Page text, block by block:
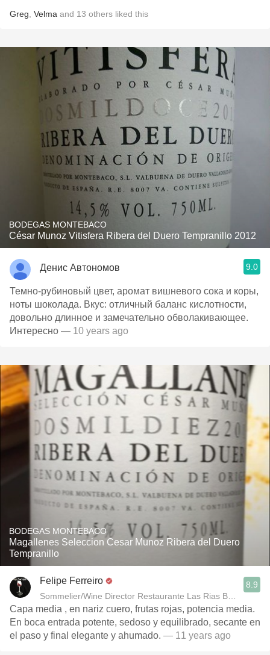
Greg Velma and 13 others liked this
BODEGAS MONTEBACO
César Munoz Vitisfera Ribera del Duero Tempranillo 2012
Денис Автономов 9.0
Темно-рубиновый цвет, аромат вишневого сока и коры,
ноты шоколада. Вкус: отличный баланс кислотности,
довольно длинное и замечательно обволакивающее.
Интересно — 10 years ago
BODEGAS MONTEBACO
Magallenes Seleccion Cesar Munoz Ribera del Duero
Tempranillo
Felipe Ferreiro
Sommelier/Wine Director Restaurante Las Rias Bajas
8.9
Capa media , en nariz cuero, frutas rojas, potencia media.
En boca entrada potente, sedoso y equilibrado, secante en
el paso y final elegante y ahumado. — 11 years ago